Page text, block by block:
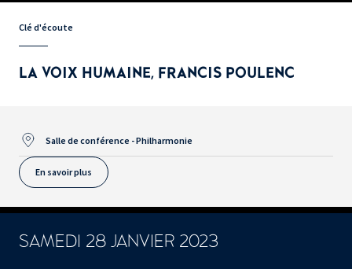
Clé d'écoute
LA VOIX HUMAINE, FRANCIS POULENC
Salle de conférence - Philharmonie
En savoir plus
SAMEDI 28 JANVIER 2023